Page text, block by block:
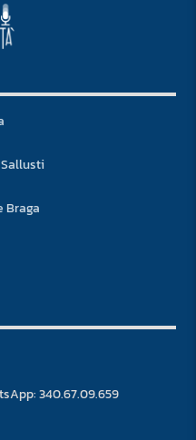
Braga
340.67.09.659